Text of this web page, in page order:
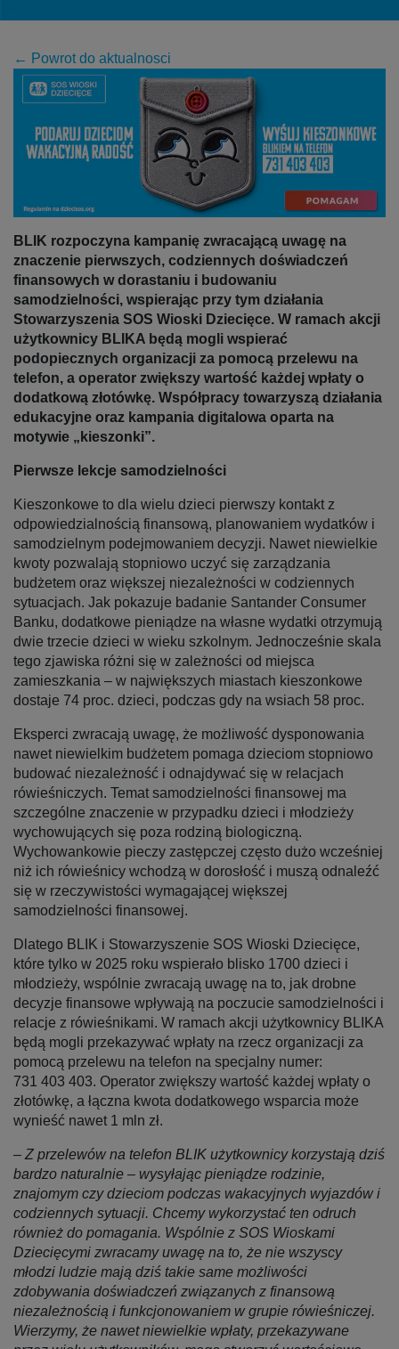
← Powrot do aktualnosci
BLIK rozpoczyna kampanię zwracającą uwagę na
znaczenie pierwszych, codziennych doświadczeń
finansowych w dorastaniu i budowaniu
samodzielności, wspierając przy tym działania
Stowarzyszenia SOS Wioski Dziecięce. W ramach akcji
użytkownicy BLIKA będą mogli wspierać
podopiecznych organizacji za pomocą przelewu na
telefon, a operator zwiększy wartość każdej wpłaty o
dodatkową złotówkę. Współpracy towarzyszą działania
edukacyjne oraz kampania digitalowa oparta na
motywie „kieszonki”.
Pierwsze lekcje samodzielności
Kieszonkowe to dla wielu dzieci pierwszy kontakt z
odpowiedzialnością finansową, planowaniem wydatków i
samodzielnym podejmowaniem decyzji. Nawet niewielkie
kwoty pozwalają stopniowo uczyć się zarządzania
budżetem oraz większej niezależności w codziennych
sytuacjach. Jak pokazuje badanie Santander Consumer
Banku, dodatkowe pieniądze na własne wydatki otrzymują
dwie trzecie dzieci w wieku szkolnym. Jednocześnie skala
tego zjawiska różni się w zależności od miejsca
zamieszkania – w największych miastach kieszonkowe
dostaje 74 proc. dzieci, podczas gdy na wsiach 58 proc.
Eksperci zwracają uwagę, że możliwość dysponowania
nawet niewielkim budżetem pomaga dzieciom stopniowo
budować niezależność i odnajdywać się w relacjach
rówieśniczych. Temat samodzielności finansowej ma
szczególne znaczenie w przypadku dzieci i młodzieży
wychowujących się poza rodziną biologiczną.
Wychowankowie pieczy zastępczej często dużo wcześniej
niż ich rówieśnicy wchodzą w dorosłość i muszą odnaleźć
się w rzeczywistości wymagającej większej
samodzielności finansowej.
Dlatego BLIK i Stowarzyszenie SOS Wioski Dziecięce,
które tylko w 2025 roku wspierało blisko 1700 dzieci i
młodzieży, wspólnie zwracają uwagę na to, jak drobne
decyzje finansowe wpływają na poczucie samodzielności i
relacje z rówieśnikami. W ramach akcji użytkownicy BLIKA
będą mogli przekazywać wpłaty na rzecz organizacji za
pomocą przelewu na telefon na specjalny numer:
731 403 403. Operator zwiększy wartość każdej wpłaty o
złotówkę, a łączna kwota dodatkowego wsparcia może
wynieść nawet 1 mln zł.
– Z przelewów na telefon BLIK użytkownicy korzystają dziś
bardzo naturalnie – wysyłając pieniądze rodzinie,
znajomym czy dzieciom podczas wakacyjnych wyjazdów i
codziennych sytuacji. Chcemy wykorzystać ten odruch
również do pomagania. Wspólnie z SOS Wioskami
Dziecięcymi zwracamy uwagę na to, że nie wszyscy
młodzi ludzie mają dziś takie same możliwości
zdobywania doświadczeń związanych z finansową
niezależnością i funkcjonowaniem w grupie rówieśniczej.
Wierzymy, że nawet niewielkie wpłaty, przekazywane